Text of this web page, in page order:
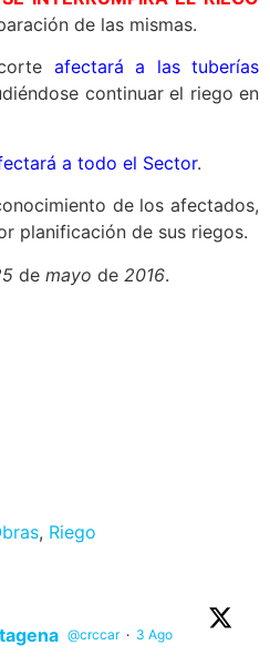
de las mismas.
afectará a las tuberías
continuar el riego en
a todo el Sector.
de los afectados,
planificación de sus riegos.
de mayo de 2016.
, Riego
@crccar · 3 Ago